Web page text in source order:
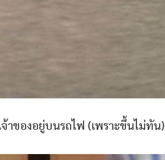
าของอยู่บนรถไฟ (เพราะขึ้นไม่ทัน)